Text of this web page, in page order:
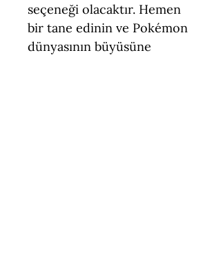
seçeneği olacaktır. Hemen
bir tane edinin ve Pokémon
dünyasının büyüsüne